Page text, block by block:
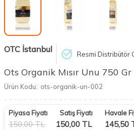
OTC İstanbul Resmi Distribütör
Ots Organik Mısır Unu 750 Gr
Ürün Kodu: ots-organik-un-002
Piyasa Fiyatı
150,00TL
Satış Fiyatı
150,00 TL
Havale
145,50